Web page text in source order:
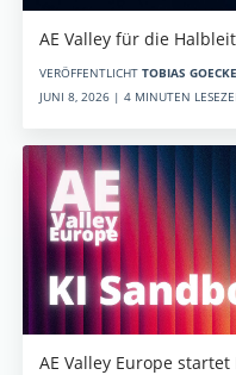
AE Valley für die
VERÖFFENTLICHT TOBIAS
JUNI 8, 2026 | 4 MINUTEN
AE Valley Europe